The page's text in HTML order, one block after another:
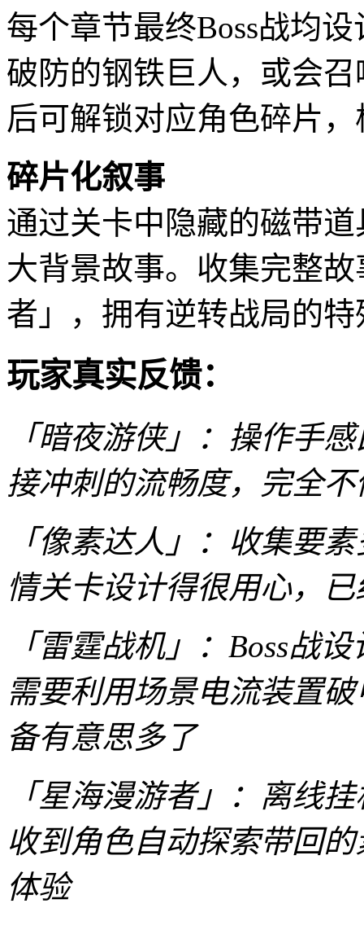
每个章节最终Boss战均
破防的钢铁巨人，或会
后可解锁对应角色碎片
碎片化叙事
通过关卡中隐藏的磁带
大背景故事。收集完整
者」，拥有逆转战局的
玩家真实反馈：
「暗夜游侠」：操作手
接冲刺的流畅度，完全
「像素达人」：收集要
情关卡设计得很用心，
「雷霆战机」：Boss战
需要利用场景电流装置
备有意思多了
「星海漫游者」：离线
收到角色自动探索带回
体验